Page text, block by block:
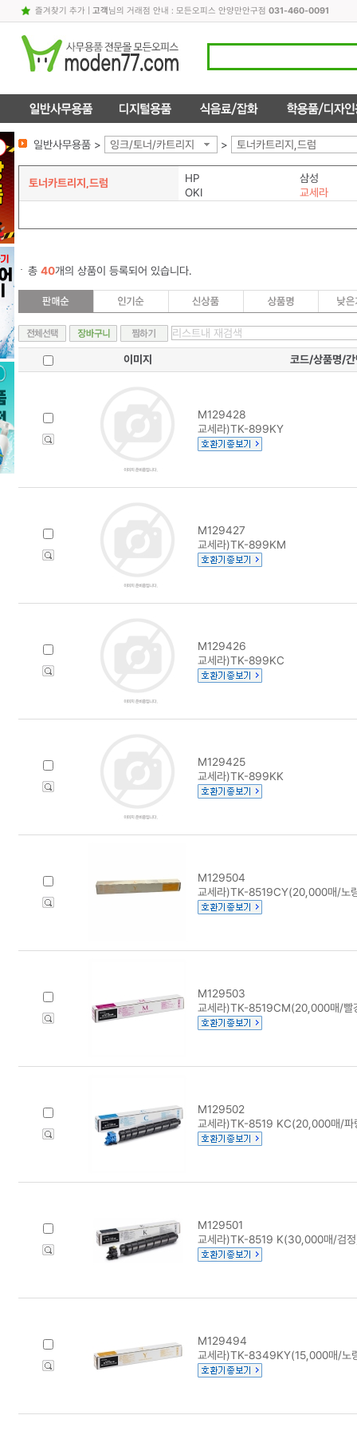
즐겨찾기 추가| 고객님의 거래점 안내 : 모든오피스 안양만안구점 031-460-0091
일반사무용품 > 잉크/토너/카트리지 > 토너카트리지,드럼
토너카트리지,드럼 HP
삼성
OKI
교세라
총 40개의 상품이 등록되어 있습니다.
이미지 코드/상품명/간
M129428
교세라)TK-899KY
M129427
교세라)TK-899KM
M129426
교세라)TK-899KC
M129425
교세라)TK-899KK
M129504
교세라)TK-8519CY(20,000매/노
M129503
교세라)TK-8519CM(20,000매/빨
M129502
교세라)TK-8519 KC(20,000매/파
M129501
교세라)TK-8519 K(30,000매/검
M129494
교세라)TK-8349KY(15,000매/노